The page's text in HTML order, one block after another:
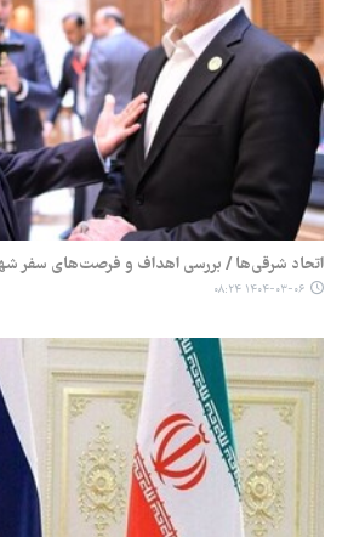
اتحاد شرقی‌ها / بررسی اهداف و فرصت‌های سفر
۱۴۰۴-۰۳-۰۶ ۰۸:۲۴